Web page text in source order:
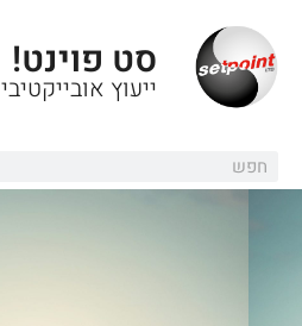
סט פוינט!
ייעוץ אובייקטיבי